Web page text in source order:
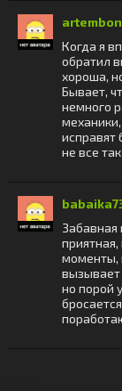
Когда я
обратил
хороша,
Бывает,
немного
исправят
не все
Забавная
моменты,
но порой